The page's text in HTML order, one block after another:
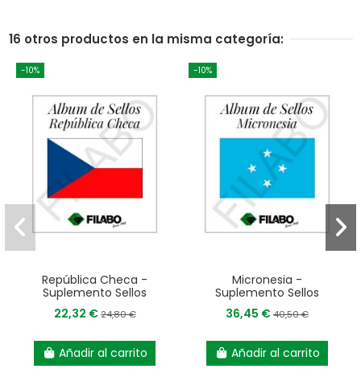
16 otros productos en la misma categoría:
-10%
República Checa -
Suplemento Sellos
22,32 €24,80 €
Añadir al carrito
-10%
Micronesia -
Suplemento Sellos
36,45 €40,50 €
Añadir al carrito